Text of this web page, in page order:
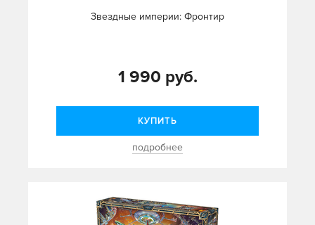
Звездные империи: Фронтир
1 990 руб.
КУПИТЬ
подробнее